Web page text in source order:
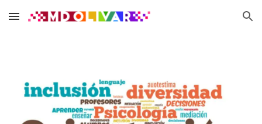
Skip to main content Skip to navigation